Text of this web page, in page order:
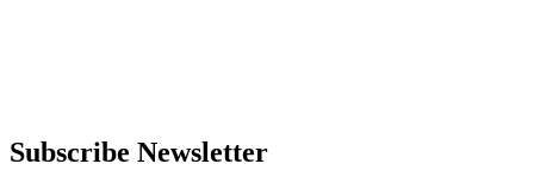
Subscribe Newsletter